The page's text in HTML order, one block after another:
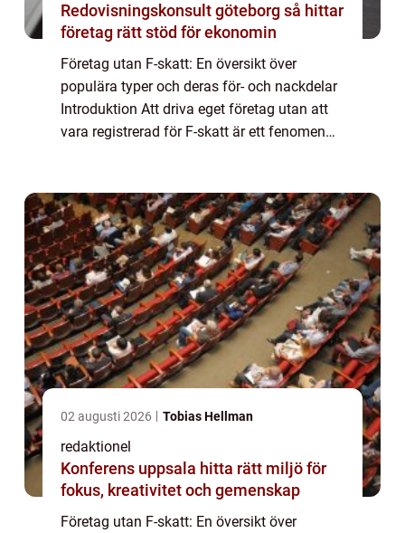
Redovisningskonsult göteborg så hittar
företag rätt stöd för ekonomin
Företag utan F-skatt: En översikt över
populära typer och deras för- och nackdelar
Introduktion Att driva eget företag utan att
vara registrerad för F-skatt är ett fenomen
02 augusti 2026 Tobias Hellman
redaktionel
Konferens uppsala hitta rätt miljö för
fokus, kreativitet och gemenskap
Företag utan F-skatt: En översikt över